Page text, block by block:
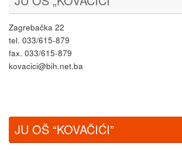
Zagrebačka 22
tel. 033/615-879
fax. 033/615-879
kovacici@bih.net.ba
JU OŠ “KOVAČIĆI”